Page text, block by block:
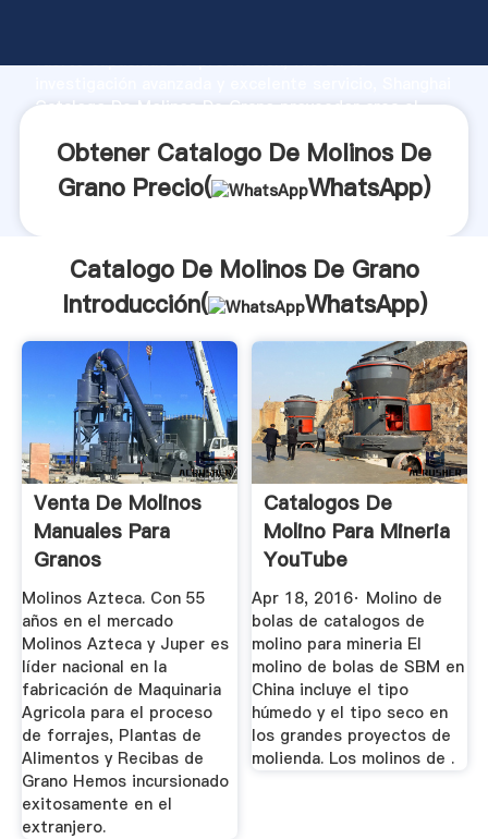
fuerte capacidad de producción, fuerza de
Catalogo De Molinos De Grano proveedor crea el
Obtener Catalogo De Molinos De
Grano Precio(
WhatsApp)
Catalogo De Molinos De Grano
Introducción(
WhatsApp)
Venta De Molinos
Manuales Para
Granos
Molinos Azteca. Con 55
años en el mercado
Molinos Azteca y Juper es
líder nacional en la
fabricación de Maquinaria
Agricola para el proceso
de forrajes, Plantas de
Alimentos y Recibas de
Grano Hemos incursionado
exitosamente en el
extranjero.
Catalogos De
Molino Para Mineria
YouTube
Apr 18, 2016· Molino de
bolas de catalogos de
molino para mineria El
molino de bolas de SBM en
China incluye el tipo
húmedo y el tipo seco en
los grandes proyectos de
molienda. Los molinos de .